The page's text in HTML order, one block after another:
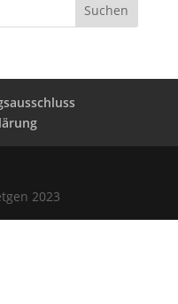
Suchen
2023